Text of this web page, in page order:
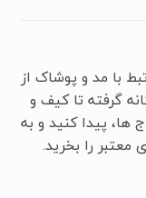
با مد و پوشاک از
گرفته تا کیف و
پیدا کنید و به
را بخرید.